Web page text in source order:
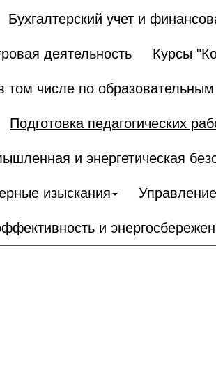
Бухгалтерский учет и
деятельность Курсы
том числе по
Подготовка педагогических
и энергетическая
изыскания
и